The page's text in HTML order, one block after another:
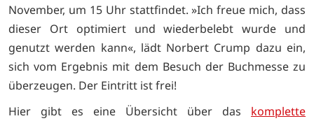
November, um 15 Uhr stattfindet. »Ich freue mich, dass
dieser Ort optimiert und wiederbelebt wurde und
genutzt werden kann«, lädt Norbert Crump dazu ein,
sich vom Ergebnis mit dem Besuch der Buchmesse zu
überzeugen. Der Eintritt ist frei!
Hier gibt es eine Übersicht über das komplette